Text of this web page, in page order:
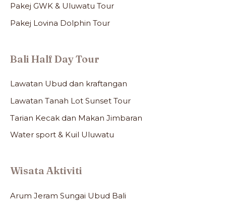
Pakej GWK & Uluwatu Tour
Pakej Lovina Dolphin Tour
Bali Half Day Tour
Lawatan Ubud dan kraftangan
Lawatan Tanah Lot Sunset Tour
Tarian Kecak dan Makan Jimbaran
Water sport & Kuil Uluwatu
Wisata Aktiviti
Arum Jeram Sungai Ubud Bali